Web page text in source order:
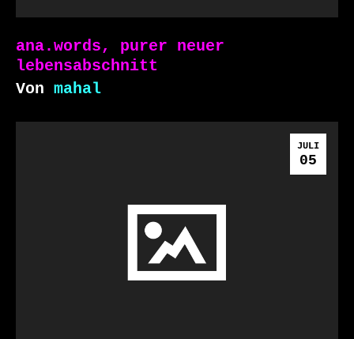
ana.words, purer neuer
lebensabschnitt
Von mahal
JULI
05